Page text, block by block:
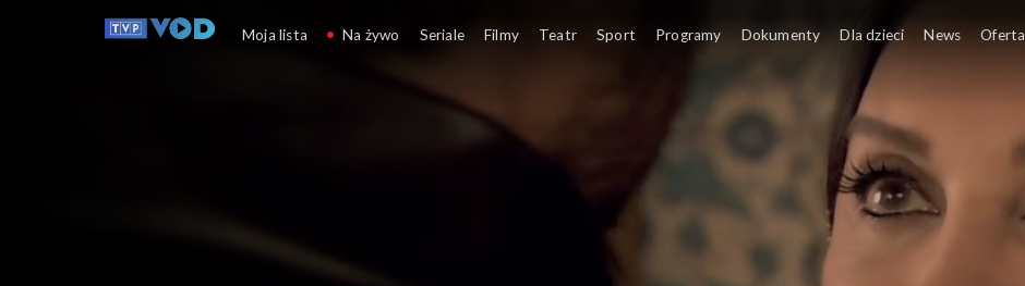
Moja lista Na żywo Seriale Filmy Teatr Sport Programy Dokumenty Dla dzieci News Oferta